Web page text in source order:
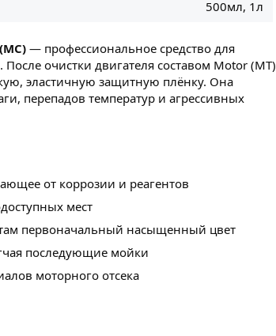
500мл, 1л
— профессиональное средство для
очистки двигателя составом Motor (MT)
эластичную защитную плёнку. Она
перепадов температур и агрессивных
от коррозии и реагентов
мест
первоначальный насыщенный цвет
последующие мойки
моторного отсека